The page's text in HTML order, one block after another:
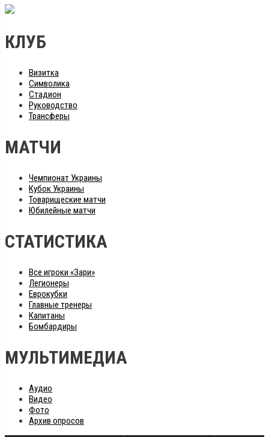
КЛУБ
Визитка
Символика
Стадион
Руководство
Трансферы
МАТЧИ
Чемпионат Украины
Кубок Украины
Товарищеские матчи
Юбилейные матчи
СТАТИСТИКА
Все игроки «Зари»
Легионеры
Еврокубки
Главные тренеры
Капитаны
Бомбардиры
МУЛЬТИМЕДИА
Аудио
Видео
Фото
Архив опросов